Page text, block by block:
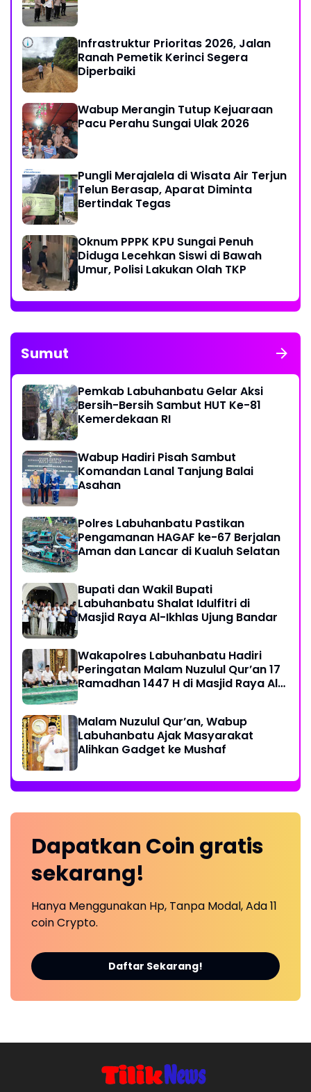
Infrastruktur Prioritas 2026, Jalan
Ranah Pemetik Kerinci Segera
Diperbaiki
Wabup Merangin Tutup Kejuaraan
Pacu Perahu Sungai Ulak 2026
Pungli Merajalela di Wisata Air Terjun
Telun Berasap, Aparat Diminta
Bertindak Tegas
Oknum PPPK KPU Sungai Penuh
Diduga Lecehkan Siswi di Bawah
Umur, Polisi Lakukan Olah TKP
Sumut
Pemkab Labuhanbatu Gelar Aksi
Bersih-Bersih Sambut HUT Ke-81
Kemerdekaan RI
Wabup Hadiri Pisah Sambut
Komandan Lanal Tanjung Balai
Asahan
Polres Labuhanbatu Pastikan
Pengamanan HAGAF ke-67 Berjalan
Aman dan Lancar di Kualuh Selatan
Bupati dan Wakil Bupati
Labuhanbatu Shalat Idulfitri di
Masjid Raya Al-Ikhlas Ujung Bandar
Wakapolres Labuhanbatu Hadiri
Peringatan Malam Nuzulul Qur’an 17
Ramadhan 1447 H di Masjid Raya Al-
Malam Nuzulul Qur’an, Wabup
Labuhanbatu Ajak Masyarakat
Alihkan Gadget ke Mushaf
Dapatkan Coin gratis
sekarang!
Hanya Menggunakan Hp, Tanpa Modal, Ada 11
coin Crypto.
Daftar Sekarang!